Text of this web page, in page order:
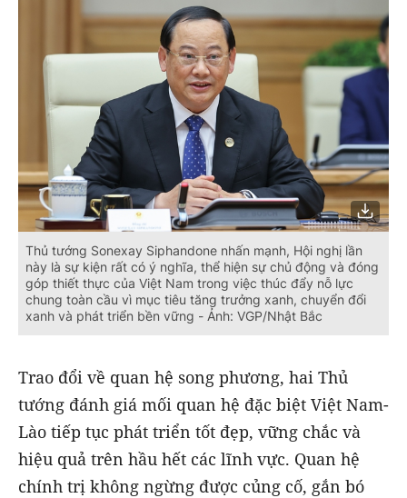
Thủ tướng Sonexay Siphandone nhấn mạnh, Hội nghị lần
này là sự kiện rất có ý nghĩa, thể hiện sự chủ động và đóng
góp thiết thực của Việt Nam trong việc thúc đẩy nỗ lực
chung toàn cầu vì mục tiêu tăng trưởng xanh, chuyển đổi
xanh và phát triển bền vững - Ảnh: VGP/Nhật Bắc
Trao đổi về quan hệ song phương, hai Thủ
tướng đánh giá mối quan hệ đặc biệt Việt Nam-
Lào tiếp tục phát triển tốt đẹp, vững chắc và
hiệu quả trên hầu hết các lĩnh vực. Quan hệ
chính trị không ngừng được củng cố, gắn bó